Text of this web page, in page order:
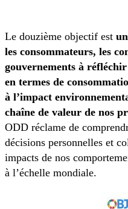
Le douzième objectif est
les consommateurs, les
gouvernements à
en termes de
à l’impact
chaîne de valeur de nos
ODD réclame de
décisions personnelles et
impacts de nos
à l’échelle mondiale.